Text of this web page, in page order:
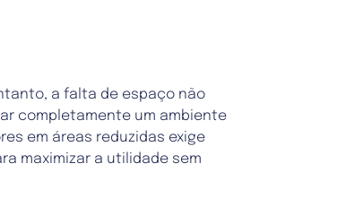
a falta de espaço não
completamente um ambiente
em áreas reduzidas exige
maximizar a utilidade sem